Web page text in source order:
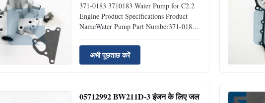
371-0183 3710183 Water Pump for C2.2
Engine Product Specifications Product
NameWater Pump Part Number371-0183
TypeExcavator Parts Place of
OriginGuangzhou, China Brand
NameJIAJUE Minimum Order Quantity1
अभी पूछताछ करें
05712992 BW211D-3 इंजन के लिए जल